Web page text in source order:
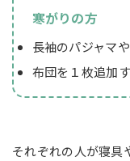
寒がりの方
長袖のパジャマ
布団を１枚追加
それぞれの人が寝具